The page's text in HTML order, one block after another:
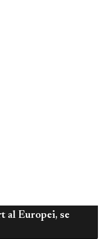
al Europei, se